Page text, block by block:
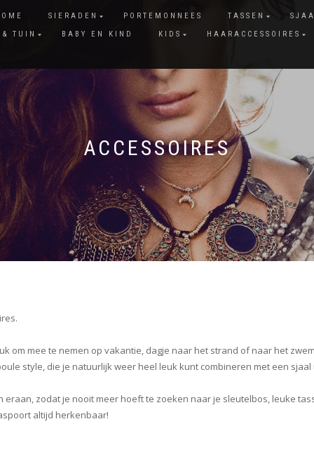
SIERADEN PORTEMONNEES TASSEN
TUIN
BABY EN KIND KIDS HAARACCESSOIRES
ACCESSOIRES
om mee te nemen op vakantie, dagje naar het strand of naar het
style, die je natuurlijk weer heel leuk kunt combineren met een
zodat je nooit meer hoeft te zoeken naar je sleutelbos, leuke
altijd herkenbaar!